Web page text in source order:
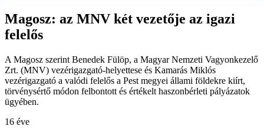
Magosz: az MNV két vezetője az igazi
felelős
A Magosz szerint Benedek Fülöp, a Magyar Nemzeti Vagyonkezelő
Zrt. (MNV) vezérigazgató-helyettese és Kamarás Miklós
vezérigazgató a valódi felelős a Pest megyei állami földekre kiírt,
törvénysértő módon felbontott és értékelt haszonbérleti pályázatok
ügyében.
16 éve